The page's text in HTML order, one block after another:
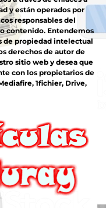
y están operados por
responsables del
contenido. Entendemos
de propiedad intelectual
derechos de autor de
sitio web y desea que
con los propietarios de
1fichier, Drive,